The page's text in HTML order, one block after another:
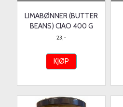
LIMABØNNER (BUTTER
BEANS) CIAO 400 G
23,-
KJØP